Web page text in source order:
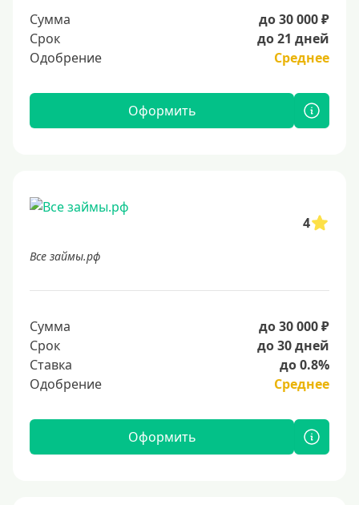
Сумма
до 30 000 ₽
Срок
до 21 дней
Одобрение
Среднее
Оформить
4
Все займы.рф
Сумма
до 30 000 ₽
Срок
до 30 дней
Ставка
до 0.8%
Одобрение
Среднее
Оформить